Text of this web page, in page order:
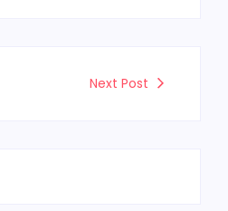
Next Post